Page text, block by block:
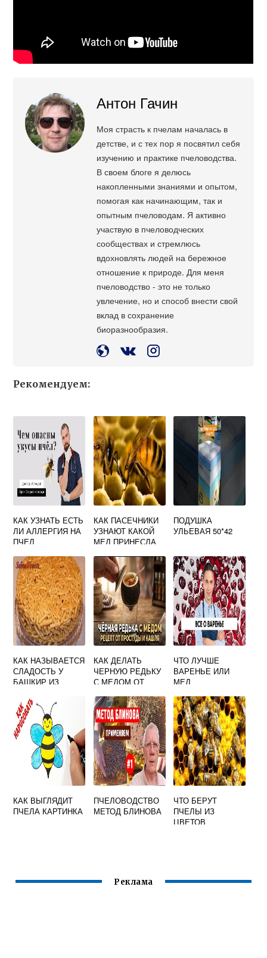
Антон Гачин
Моя страсть к пчелам началась в
детстве, и с тех пор я посвятил себя
изучению и практике пчеловодства.
В своем блоге я делюсь
накопленными знаниями и опытом,
помогая как начинающим, так и
опытным пчеловодам. Я активно
участвую в пчеловодческих
сообществах и стремлюсь
вдохновлять людей на бережное
отношение к природе. Для меня
пчеловодство - это не только
увлечение, но и способ внести свой
вклад в сохранение
биоразнообразия.
Рекомендуем:
КАК УЗНАТЬ ЕСТЬ
ЛИ АЛЛЕРГИЯ НА
ПЧЕЛ
КАК ПАСЕЧНИКИ
УЗНАЮТ КАКОЙ
МЕД ПРИНЕСЛА
ПОДУШКА
УЛЬЕВАЯ 50*42
КАК НАЗЫВАЕТСЯ
СЛАДОСТЬ У
БАШКИР ИЗ
КАК ДЕЛАТЬ
ЧЕРНУЮ РЕДЬКУ
С МЕДОМ ОТ
ЧТО ЛУЧШЕ
ВАРЕНЬЕ ИЛИ
МЕД
КАК ВЫГЛЯДИТ
ПЧЕЛА КАРТИНКА
ПЧЕЛОВОДСТВО
МЕТОД БЛИНОВА
ЧТО БЕРУТ
ПЧЕЛЫ ИЗ
ЦВЕТОВ
Реклама